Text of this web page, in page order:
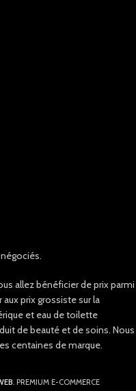
allez bénéficier de prix parmi
prix grossiste sur la
et eau de toilette
de beauté et de soins. Nous
centaines de marque.
. PREMIUM E-COMMERCE